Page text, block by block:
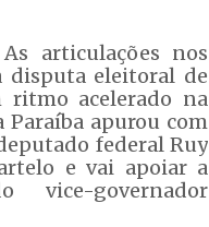
articulações nos
disputa eleitoral de
ritmo acelerado na
Paraíba apurou com
federal Ruy
e vai apoiar a
vice-governador